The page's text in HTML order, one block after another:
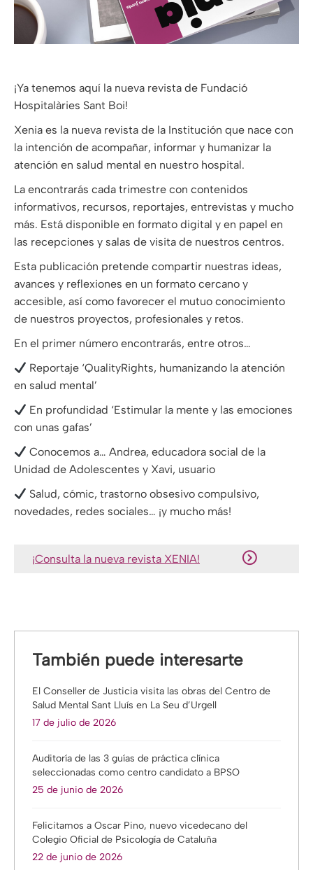
¡Ya tenemos aquí la nueva revista de Fundació
Hospitalàries Sant Boi!
Xenia es la nueva revista de la Institución que nace con
la intención de acompañar, informar y humanizar la
atención en salud mental en nuestro hospital.
La encontrarás cada trimestre con contenidos
informativos, recursos, reportajes, entrevistas y mucho
más. Está disponible en formato digital y en papel en
las recepciones y salas de visita de nuestros centros.
Esta publicación pretende compartir nuestras ideas,
avances y reflexiones en un formato cercano y
accesible, así como favorecer el mutuo conocimiento
de nuestros proyectos, profesionales y retos.
En el primer número encontrarás, entre otros…
Reportaje ‘QualityRights, humanizando la atención
en salud mental’
En profundidad ‘Estimular la mente y las emociones
con unas gafas’
Conocemos a… Andrea, educadora social de la
Unidad de Adolescentes y Xavi, usuario
Salud, cómic, trastorno obsesivo compulsivo,
novedades, redes sociales… ¡y mucho más!
¡Consulta la nueva revista XENIA!
También puede interesarte
El Conseller de Justicia visita las obras del Centro de
Salud Mental Sant Lluís en La Seu d’Urgell
17 de julio de 2026
Auditoría de las 3 guías de práctica clínica
seleccionadas como centro candidato a BPSO
25 de junio de 2026
Felicitamos a Oscar Pino, nuevo vicedecano del
Colegio Oficial de Psicología de Cataluña
22 de junio de 2026